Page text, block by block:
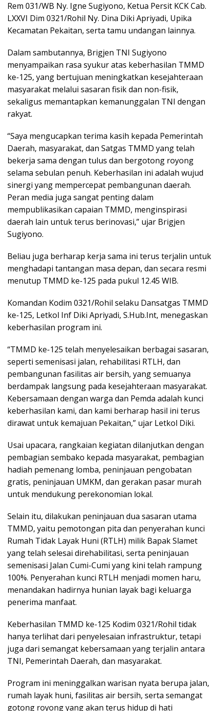
Rem 031/WB Ny. Igne Sugiyono, Ketua Persit KCK Cab.
LXXVI Dim 0321/Rohil Ny. Dina Diki Apriyadi, Upika
Kecamatan Pekaitan, serta tamu undangan lainnya.
Dalam sambutannya, Brigjen TNI Sugiyono
menyampaikan rasa syukur atas keberhasilan TMMD
ke-125, yang bertujuan meningkatkan kesejahteraan
masyarakat melalui sasaran fisik dan non-fisik,
sekaligus memantapkan kemanunggalan TNI dengan
rakyat.
“Saya mengucapkan terima kasih kepada Pemerintah
Daerah, masyarakat, dan Satgas TMMD yang telah
bekerja sama dengan tulus dan bergotong royong
selama sebulan penuh. Keberhasilan ini adalah wujud
sinergi yang mempercepat pembangunan daerah.
Peran media juga sangat penting dalam
mempublikasikan capaian TMMD, menginspirasi
daerah lain untuk terus berinovasi,” ujar Brigjen
Sugiyono.
Beliau juga berharap kerja sama ini terus terjalin untuk
menghadapi tantangan masa depan, dan secara resmi
menutup TMMD ke-125 pada pukul 12.45 WIB.
Komandan Kodim 0321/Rohil selaku Dansatgas TMMD
ke-125, Letkol Inf Diki Apriyadi, S.Hub.Int, menegaskan
keberhasilan program ini.
“TMMD ke-125 telah menyelesaikan berbagai sasaran,
seperti semenisasi jalan, rehabilitasi RTLH, dan
pembangunan fasilitas air bersih, yang semuanya
berdampak langsung pada kesejahteraan masyarakat.
Kebersamaan dengan warga dan Pemda adalah kunci
keberhasilan kami, dan kami berharap hasil ini terus
dirawat untuk kemajuan Pekaitan,” ujar Letkol Diki.
Usai upacara, rangkaian kegiatan dilanjutkan dengan
pembagian sembako kepada masyarakat, pembagian
hadiah pemenang lomba, peninjauan pengobatan
gratis, peninjauan UMKM, dan gerakan pasar murah
untuk mendukung perekonomian lokal.
Selain itu, dilakukan peninjauan dua sasaran utama
TMMD, yaitu pemotongan pita dan penyerahan kunci
Rumah Tidak Layak Huni (RTLH) milik Bapak Slamet
yang telah selesai direhabilitasi, serta peninjauan
semenisasi Jalan Cumi-Cumi yang kini telah rampung
100%. Penyerahan kunci RTLH menjadi momen haru,
menandakan hadirnya hunian layak bagi keluarga
penerima manfaat.
Keberhasilan TMMD ke-125 Kodim 0321/Rohil tidak
hanya terlihat dari penyelesaian infrastruktur, tetapi
juga dari semangat kebersamaan yang terjalin antara
TNI, Pemerintah Daerah, dan masyarakat.
Program ini meninggalkan warisan nyata berupa jalan,
rumah layak huni, fasilitas air bersih, serta semangat
gotong royong yang akan terus hidup di hati